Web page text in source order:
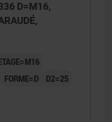
D=M16,
FORME=D
D2=25